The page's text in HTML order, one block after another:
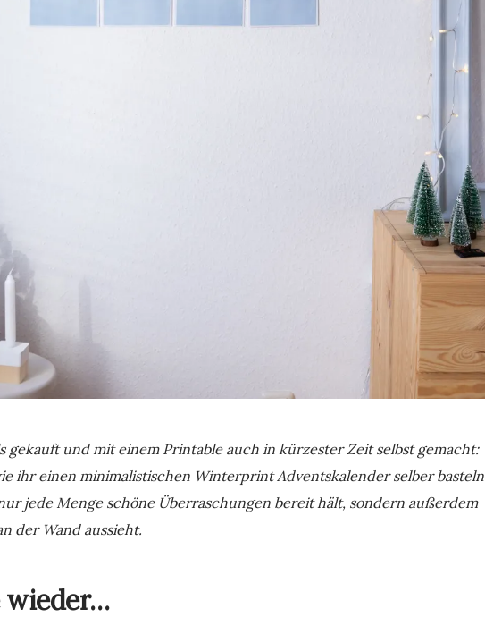
gekauft und mit einem Printable auch in kürzester Zeit selbst gemacht:
ihr einen minimalistischen Winterprint Adventskalender selber basteln
jede Menge schöne Überraschungen bereit hält, sondern außerdem
der Wand aussieht.
wieder…